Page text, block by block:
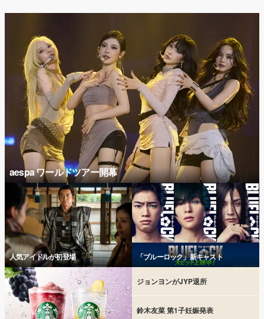
aespa ワールドツアー開幕
人気アイドルが初登場 「ブルーロック」新キャスト
ジョンヨンがJYP退所
鈴木友菜 第1子妊娠発表